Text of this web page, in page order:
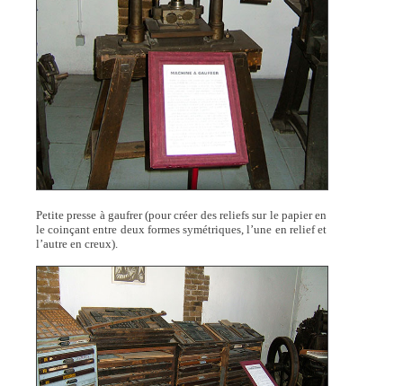
Petite presse à gaufrer (pour créer des reliefs sur le papier en
le coinçant entre deux formes symétriques, l’une en relief et
l’autre en creux).